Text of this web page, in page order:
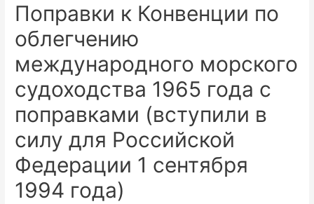
Поправки к Конвенции по
облегчению
международного морского
судоходства 1965 года с
поправками (вступили в
силу для Российской
Федерации 1 сентября
1994 года)